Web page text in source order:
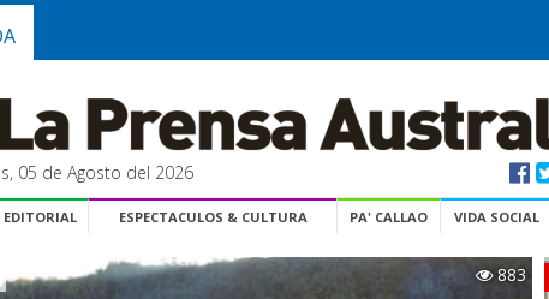
05 de Agosto del 2026
EDITORIAL ESPECTACULOS & CULTURA PA' CALLAO VIDA SOCIAL
883